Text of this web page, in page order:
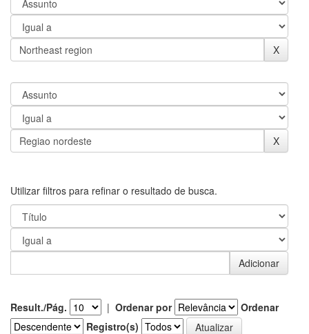
Utilizar filtros para refinar o resultado de busca.
Result./Pág. | Ordenar por
Ordenar
Registro(s)